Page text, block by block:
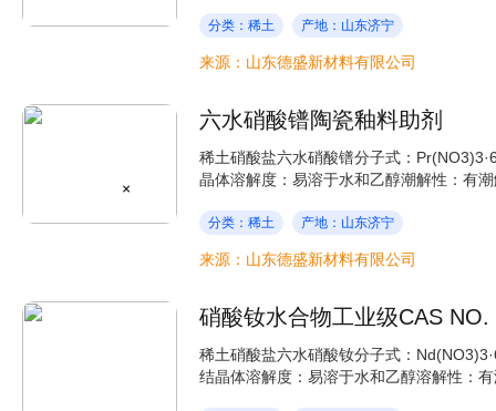
分类：稀土 产地：山东济宁
来源：山东德盛新材料有限公司
六水硝酸镨陶瓷釉料助剂
稀土硝酸盐六水硝酸镨分子式：
晶体溶解度：易溶于水和乙醇潮解性：有
分类：稀土 产地：山东济宁
来源：山东德盛新材料有限公司
硝酸钕水合物工业级CAS
稀土硝酸盐六水硝酸钕分子式：
结晶体溶解度：易溶于水和乙醇溶解性：
×